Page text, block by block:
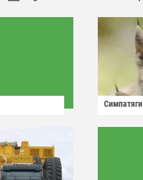
Симпатяги